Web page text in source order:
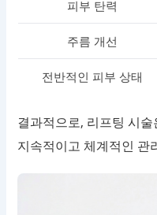
피부 탄력
주름 개선
전반적인 피부 상태
결과적으로, 리프팅 시
지속적이고 체계적인 관